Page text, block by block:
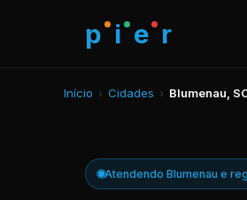
p i e r
Início › Cidades › Blumenau,
Atendendo Blumenau e